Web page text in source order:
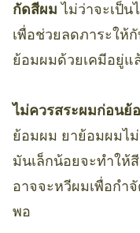
กัดสีผม ไม่ว่าจะเป็น
เพื่อช่วยลดภาระให้
ย้อมผมด้วยเคมีอยู่แ
ไม่ควรสระผมก่อนย้
ย้อมผม ยาย้อมผมไ
มันเล็กน้อยจะทำใ
อาจจะหวีผมเพื่อกำ
พอ